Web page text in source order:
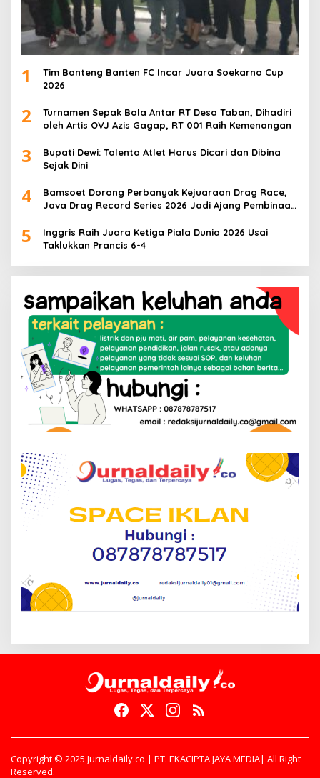
1
Tim Banteng Banten FC Incar Juara Soekarno Cup
2026
2
Turnamen Sepak Bola Antar RT Desa Taban, Dihadiri
oleh Artis OVJ Azis Gagap, RT 001 Raih Kemenangan
3
Bupati Dewi: Talenta Atlet Harus Dicari dan Dibina
Sejak Dini
4
Bamsoet Dorong Perbanyak Kejuaraan Drag Race,
Java Drag Record Series 2026 Jadi Ajang Pembinaan
5
Inggris Raih Juara Ketiga Piala Dunia 2026 Usai
Taklukkan Prancis 6-4
Copyright © 2025 Jurnaldaily.co | PT. EKACIPTA JAYA MEDIA| All Right
Reserved.